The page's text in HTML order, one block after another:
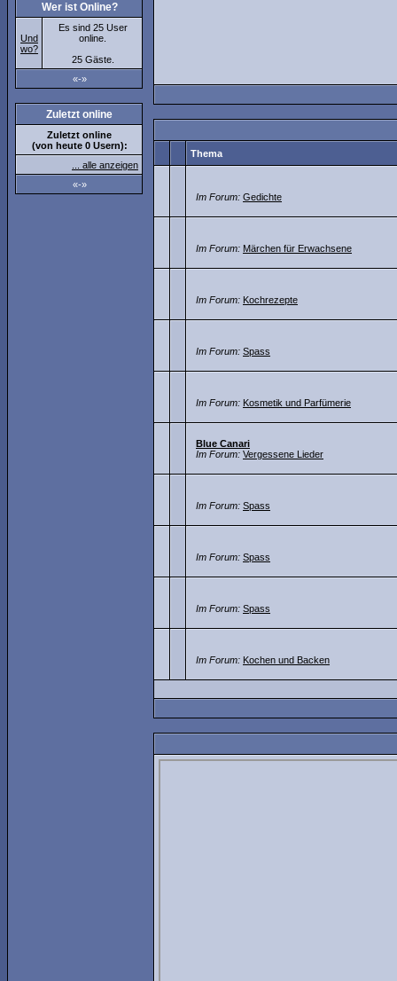
Wer ist Online?
Und
wo?
Es sind 25 User
online.
25 Gäste.
«-»
Zuletzt online
Zuletzt online
(von heute 0 Usern):
... alle anzeigen
«-»
Thema
Im Forum: Gedichte
Im Forum: Märchen für Erwachsene
Im Forum: Kochrezepte
Im Forum: Spass
Im Forum: Kosmetik und Parfümerie
Blue Canari
Im Forum: Vergessene Lieder
Im Forum: Spass
Im Forum: Spass
Im Forum: Spass
Im Forum: Kochen und Backen